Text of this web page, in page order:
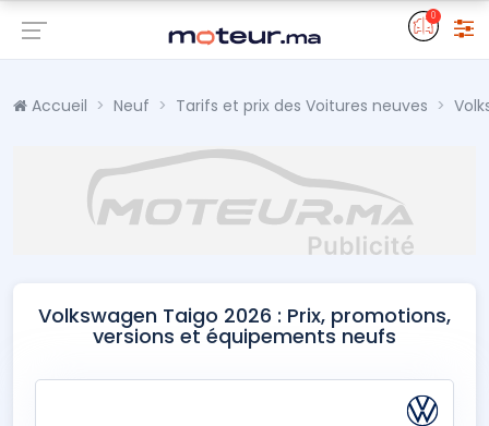
0
Accueil Neuf Tarifs et prix des Voitures neuves
Volkswagen Taigo 2026 : Prix, promotions,
versions et équipements neufs